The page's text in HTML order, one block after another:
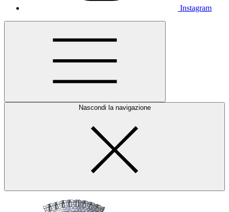
Instagram
Nascondi la navigazione